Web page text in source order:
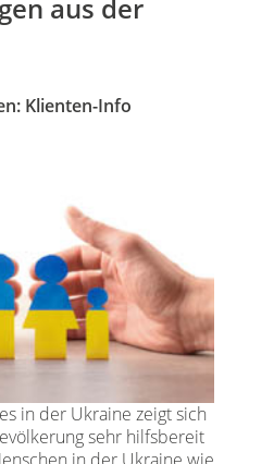
aus der
Klienten-Info
in der Ukraine zeigt sich
sehr hilfsbereit